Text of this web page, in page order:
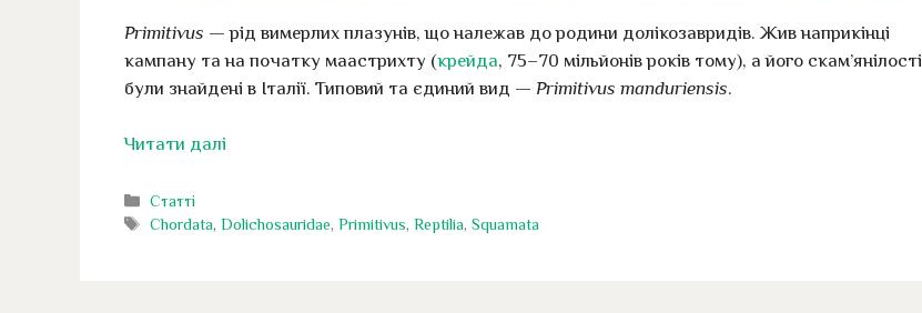
Primitivus — рід вимерлих плазунів, що належав до родини долікозавридів. Жив наприкінці
кампану та на початку маастрихту (крейда, 75–70 мільйонів років тому), а його скам’янілості
були знайдені в Італії. Типовий та єдиний вид — Primitivus manduriensis.
Читати далі
Категорії
Статті
Позначки
Chordata,Dolichosauridae,Primitivus,Reptilia,Squamata